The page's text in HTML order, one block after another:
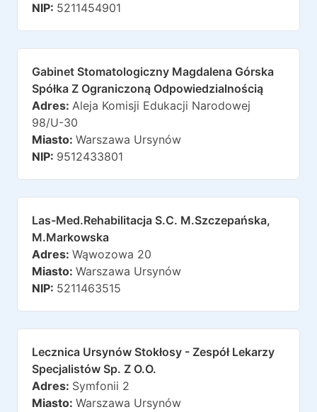
NIP: 5211454901
Gabinet Stomatologiczny Magdalena Górska
Spółka Z Ograniczoną Odpowiedzialnością
Adres: Aleja Komisji Edukacji Narodowej
98/u-30
Miasto: Warszawa Ursynów
NIP: 9512433801
Las-Med.rehabilitacja S.c. M.szczepańska,
M.markowska
Adres: Wąwozowa 20
Miasto: Warszawa Ursynów
NIP: 5211463515
Lecznica Ursynów Stokłosy - Zespół Lekarzy
Specjalistów Sp. Z O.o.
Adres: Symfonii 2
Miasto: Warszawa Ursynów